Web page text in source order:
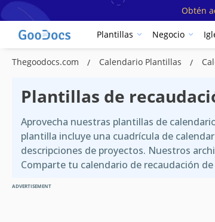
Obtén
Plantillas Negocio
Thegoodocs.com Calendario Plantillas
Plantillas de
Aprovecha nuestras plantillas de
plantilla incluye una cuadrícula de
descripciones de proyectos. Nuestros
Comparte tu calendario de recaudación
ADVERTISEMENT